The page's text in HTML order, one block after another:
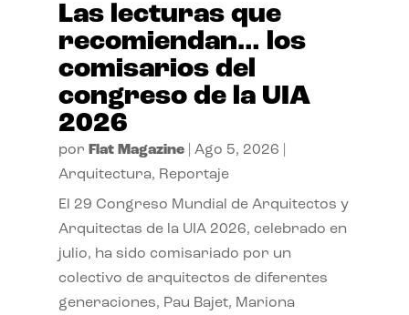
Las lecturas que
recomiendan… los
comisarios del
congreso de la UIA
2026
por Flat Magazine| Ago 5, 2026
Arquitectura, Reportaje
El 29 Congreso Mundial de Arquitectos y
Arquitectas de la UIA 2026, celebrado en
julio, ha sido comisariado por un
colectivo de arquitectos de diferentes
generaciones, Pau Bajet, Mariona